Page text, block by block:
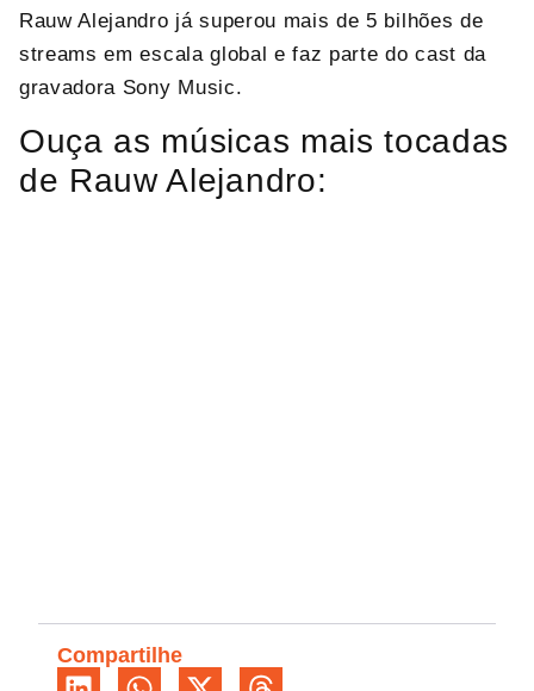
Rauw Alejandro já superou mais de 5 bilhões de
streams em escala global e faz parte do cast da
gravadora Sony Music.
Ouça as músicas mais tocadas
de Rauw Alejandro:
Compartilhe